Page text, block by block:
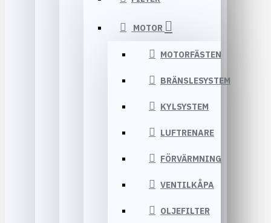
MOTOR
MOTORFÄSTEN
BRÄNSLESYSTEM
KYLSYSTEM
LUFTRENARE
FÖRVÄRMNING
VENTILKÅPA
OLJEFILTER